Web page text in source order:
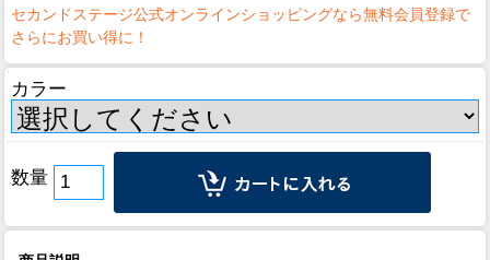
カラー
数量